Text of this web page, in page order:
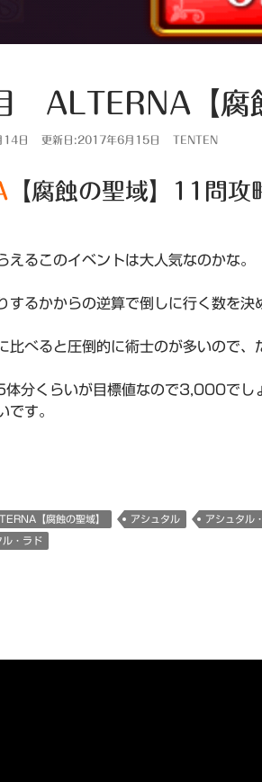
ALTERNA【腐
14日 更新日:2017年6月15日 TENTEN
【腐蝕の聖域】11問
えるこのイベントは大人気なのかな。
するかからの逆算で倒しに行く数を決
比べると圧倒的に術士のが多いので、
体分くらいが目標値なので3,000でし
です。
目 ALTERNA【腐蝕の聖域】11問
【腐蝕の聖域】 アシュタル アシュタル
・ラド